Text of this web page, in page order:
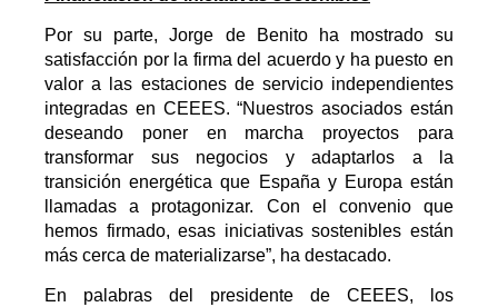
Por su parte, Jorge de Benito ha mostrado su
satisfacción por la firma del acuerdo y ha puesto en
valor a las estaciones de servicio independientes
integradas en CEEES. “Nuestros asociados están
deseando poner en marcha proyectos para
transformar sus negocios y adaptarlos a la
transición energética que España y Europa están
llamadas a protagonizar. Con el convenio que
hemos firmado, esas iniciativas sostenibles están
más cerca de materializarse”, ha destacado.
En palabras del presidente de CEEES, los